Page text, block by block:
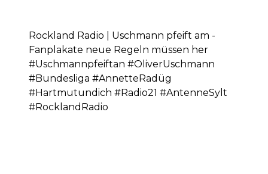
Rockland Radio | Uschmann pfeift am -
Fanplakate neue Regeln müssen her
#Uschmannpfeiftan #OliverUschmann
#Bundesliga #AnnetteRadüg
#Hartmutundich #Radio21 #AntenneSylt
#RocklandRadio